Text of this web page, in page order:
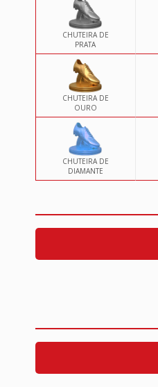
CHUTEIRA DE
PRATA
CHUTEIRA DE
OURO
CHUTEIRA DE
DIAMANTE